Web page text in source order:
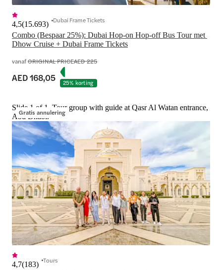
Combo (Bespaar 25%): Dubai Hop-on Hop-off Bus Tour met
Dhow Cruise + Dubai Frame Tickets
4,5(15.693) Dubai Frame Tickets
vanafORIGINAL PRICEAED 225
AED 168,05 25% korting
Gratis annulering
Slide 1 of 1, Tour group with guide at Qasr Al Watan entrance,
Abu Dhabi.
4,7(183) Tours